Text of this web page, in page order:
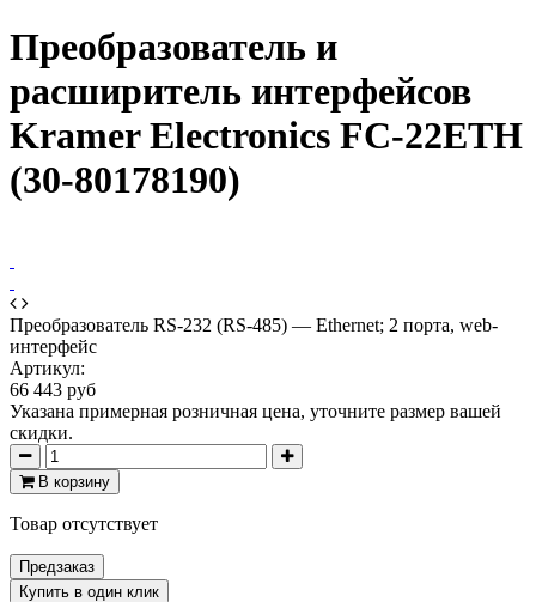
Преобразователь и
расширитель интерфейсов
Kramer Electronics FC-22ETH
(30-80178190)
Преобразователь RS-232 (RS-485) — Ethernet; 2 порта, web-
интерфейс
Артикул:
66 443 руб
Указана примерная розничная цена, уточните размер вашей
скидки.
В корзину
Товар отсутствует
Предзаказ
Купить в один клик